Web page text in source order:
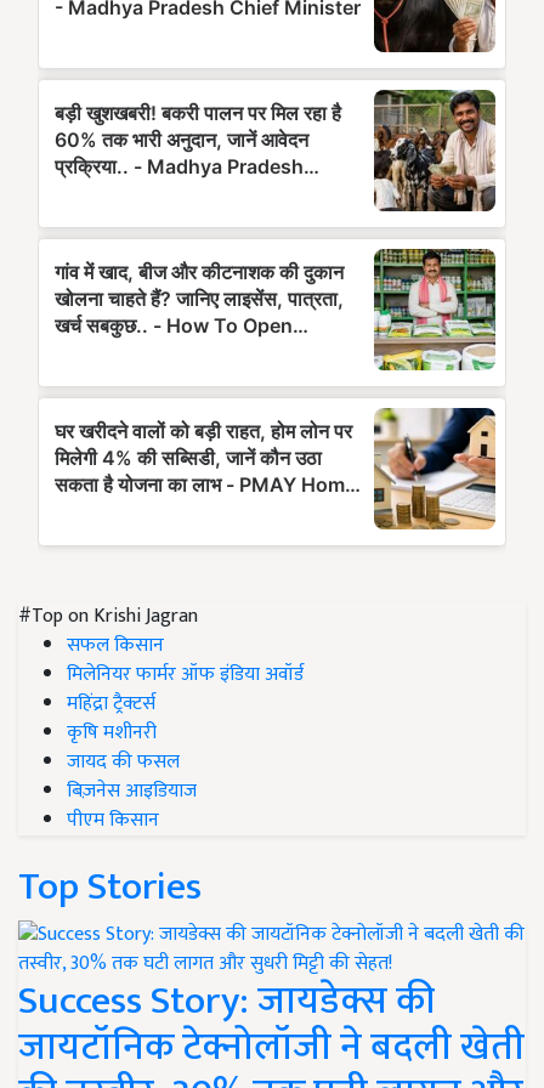
#Top on Krishi Jagran
सफल किसान
मिलेनियर फार्मर ऑफ इंडिया अवॉर्ड
महिंद्रा ट्रैक्टर्स
कृषि मशीनरी
जायद की फसल
बिज़नेस आइडियाज
पीएम किसान
Top Stories
Success Story: जायडेक्स की
जायटॉनिक टेक्नोलॉजी ने बदली खेती